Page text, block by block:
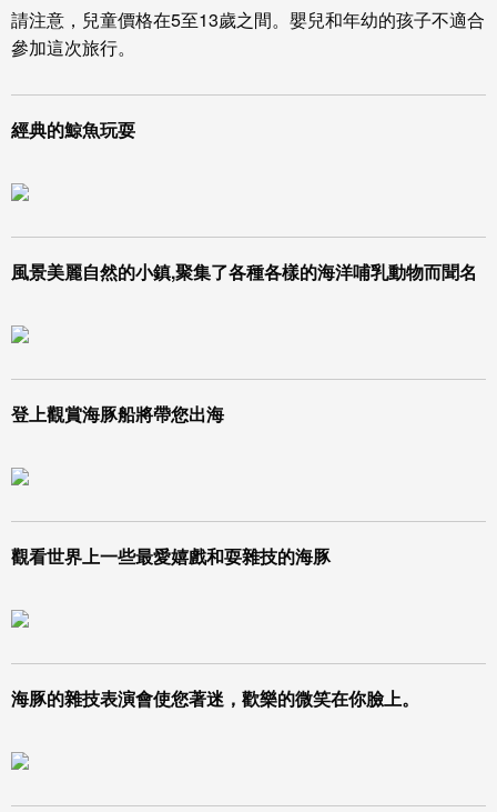
請注意，兒童價格在5至13歲之間。嬰兒和年幼的孩子不適合
參加這次旅行。
經典的鯨魚玩耍
風景美麗自然的小鎮,聚集了各種各樣的海洋哺乳動物而聞名
登上觀賞海豚船將帶您出海
觀看世界上一些最愛嬉戲和耍雜技的海豚
海豚的雜技表演會使您著迷，歡樂的微笑在你臉上。